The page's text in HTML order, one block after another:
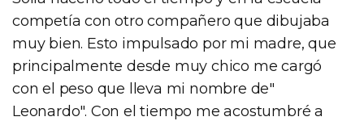
competía con otro compañero que dibujaba
muy bien. Esto impulsado por mi madre, que
principalmente desde muy chico me cargó
con el peso que lleva mi nombre de"
Leonardo". Con el tiempo me acostumbré a